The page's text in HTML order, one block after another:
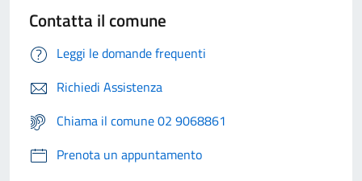
Contatta il comune
Leggi le domande frequenti
Richiedi Assistenza
Chiama il comune 02 9068861
Prenota un appuntamento